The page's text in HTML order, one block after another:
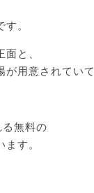
。
と、
が用意されていて
無料の
す。